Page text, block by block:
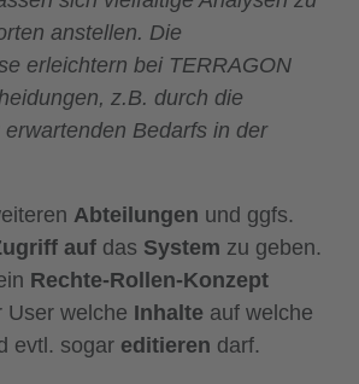
anstellen. Die
erleichtern bei TERRAGON
z.B. durch die
Bedarfs in der
Abteilungen und ggfs.
auf das System zu geben.
Rechte-Rollen-Konzept
User welche Inhalte auf welche
evtl. sogar editieren darf.